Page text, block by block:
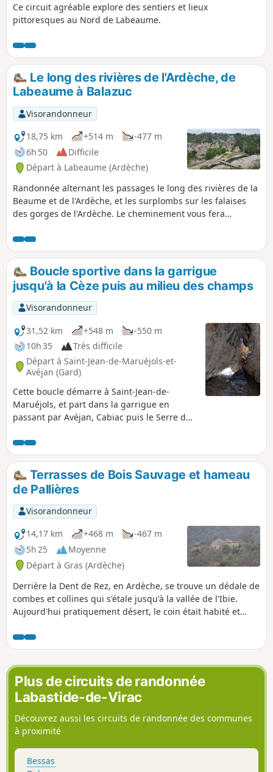
Ce circuit agréable explore des sentiers et lieux
pittoresques au Nord de Labeaume.
Le long des rivières de l'Ardèche, de
Labeaume à Balazuc
Visorandonneur
18,75 km
+514 m
-477 m
6h 50
Difficile
Départ à Labeaume (Ardèche)
Randonnée alternant les passages le long des rivières de la
Beaume et de l'Ardèche, et les surplombs sur les falaises
des gorges de l'Ardèche. Le cheminement vous fera
Audon et de Balazuc, ainsi que les bourgades de Ruoms,
Pradons et Chauzon.
Boucle sportive dans la garrigue
jusqu'à la Cèze puis au milieu des champs
Visorandonneur
31,52 km
+548 m
-550 m
10h 35
Très difficile
Départ à Saint-Jean-de-Maruéjols-et-
Avéjan (Gard)
Cette boucle démarre à Saint-Jean-de-
Maruéjols, et part dans la garrigue en
passant par Avéjan, Cabiac puis le Serre du
Cèze. Ensuite, on remonte vers Barjac en
passant par plusieurs hameaux charmants.
Après Barjac, on évolue à travers champs,
dans la plaine, en longeant la frontière de
l'Ardèche toute proche, au milieux des prés
et mas pour revenir au point de départ.
Cette boucle n'a rien d'exceptionnel mais
permet de découvrir la garrigue et la plaine
avec son activité agricole. Son intérêt, c'est
d'allier une randonnée sportive tout en
ayant un balisage très présent et facile à
suivre, hormis les courts passages signalés
dans le descriptif où l'on passe d'un balisage
à un autre.
Terrasses de Bois Sauvage et hameau
de Pallières
Visorandonneur
14,17 km
+468 m
-467 m
5h 25
Moyenne
Départ à Gras (Ardèche)
Derrière la Dent de Rez, en Ardèche, se trouve un dédale de
combes et collines qui s'étale jusqu'à la vallée de l'Ibie.
Aujourd'hui pratiquement désert, le coin était habité et
découvrir les fermes en ruines du Chambonnet, le hameau
en ruine de Pallières et sa source et surtout les centaines
de terrasses construites à flanc de colline pour rendre
l'espace cultivable.
Plus de circuits de randonnée
Labastide-de-Virac
Découvrez aussi les circuits de randonnée des communes
à proximité
Bessas